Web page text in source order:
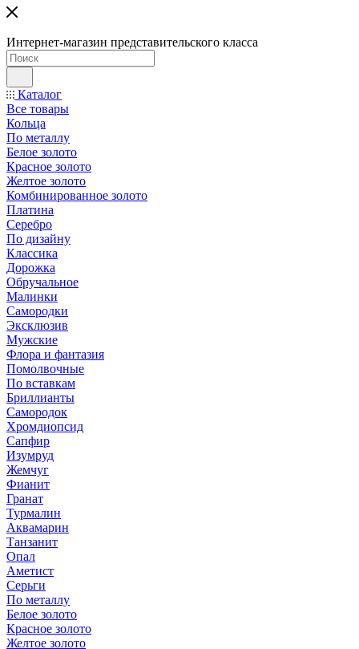
Интернет-магазин представительского класса
Каталог
Все товары
Кольца
По металлу
Белое золото
Красное золото
Желтое золото
Комбинированное золото
Платина
Серебро
По дизайну
Классика
Дорожка
Обручальное
Малинки
Самородки
Эксклюзив
Мужские
Флора и фантазия
Помолвочные
По вставкам
Бриллианты
Самородок
Хромдиопсид
Сапфир
Изумруд
Жемчуг
Фианит
Гранат
Турмалин
Аквамарин
Танзанит
Опал
Аметист
Серьги
По металлу
Белое золото
Красное золото
Желтое золото